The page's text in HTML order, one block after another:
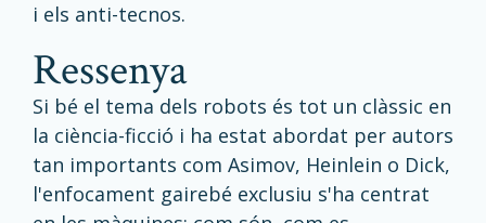
i els anti-tecnos.
ressenya
Si bé el tema dels robots és tot un clàssic en
la ciència-ficció i ha estat abordat per autors
tan importants com Asimov, Heinlein o Dick,
l'enfocament gairebé exclusiu s'ha centrat